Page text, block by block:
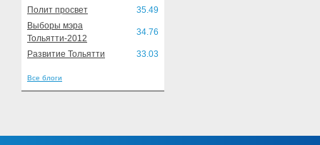
Полит просвет
35.49
Выборы мэра
Тольятти-2012
34.76
Развитие Тольятти 33.03
Все блоги